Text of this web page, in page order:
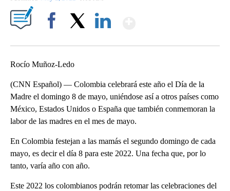
Rocío Muñoz-Ledo
(CNN Español) — Colombia celebrará este año el Día de la
Madre el domingo 8 de mayo, uniéndose así a otros países como
México, Estados Unidos o España que también conmemoran la
labor de las madres en el mes de mayo.
En Colombia festejan a las mamás el segundo domingo de cada
mayo, es decir el día 8 para este 2022. Una fecha que, por lo
tanto, varía año con año.
Este 2022 los colombianos podrán retomar las celebraciones del